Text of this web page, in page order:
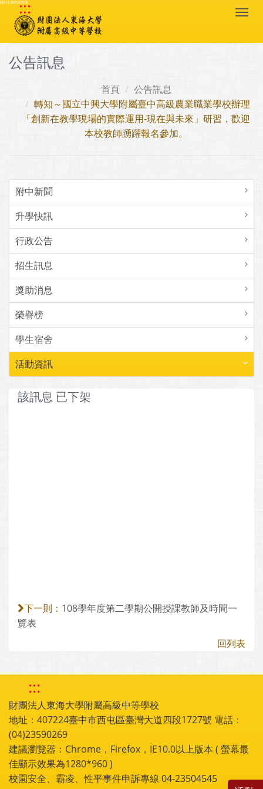
跳到主要內容區塊
:::
公告訊息
首頁
公告訊息
轉知～國立中興大學附屬臺中高級農業職業學校辦理
「創新在教學現場的實際運用-現在與未來」研習，歡迎
本校教師踴躍報名參加。
附中新聞
升學快訊
行政公告
招生訊息
獎助消息
榮譽榜
學生宿舍
活動資訊
該訊息 已下架
下一則： 108學年度第二學期公開授課教師及時間一
覽表
回列表
:::
財團法人東海大學附屬高級中等學校
地址：407224臺中市西屯區臺灣大道四段1727號 電話：
(04)23590269
建議瀏覽器：Chrome，Firefox，IE10.0以上版本 ( 螢幕最
佳顯示效果為1280*960 )
校園安全、霸凌、性平事件申訴專線 04-23504545